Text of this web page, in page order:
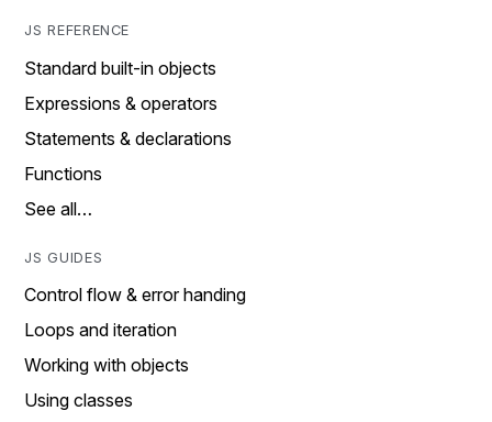
JS REFERENCE
Standard built-in objects
Expressions & operators
Statements & declarations
Functions
See all…
JS GUIDES
Control flow & error handing
Loops and iteration
Working with objects
Using classes